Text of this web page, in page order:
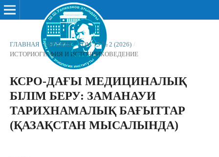
ГЛАВНАЯ / АРХИВЫ / ТОМ 13 № 2 (2026) /
ИСТОРИОГРАФИЯ И ИСТОЧНИКОВЕДЕНИЕ
КСРО-ДАҒЫ МЕДИЦИНАЛЫҚ
БІЛІМ БЕРУ: ЗАМАНАУИ
ТАРИХНАМАЛЫҚ БАҒЫТТАР
(ҚАЗАҚСТАН МЫСАЛЫНДА)